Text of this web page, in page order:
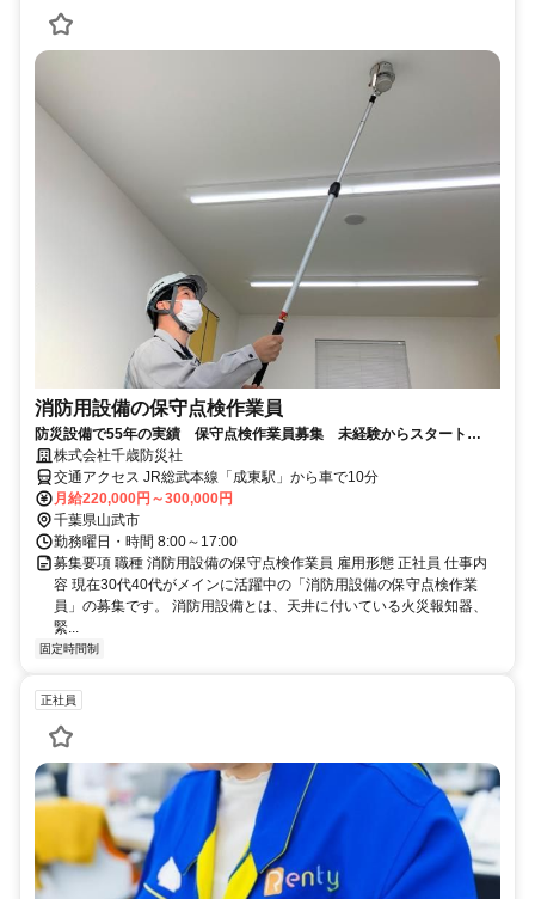
消防用設備の保守点検作業員
防災設備で55年の実績 保守点検作業員募集 未経験からスタート
OK 各種手当充実・昇給＆賞与有
株式会社千歳防災社
交通アクセス JR総武本線「成東駅」から車で10分
月給220,000円～300,000円
千葉県山武市
勤務曜日・時間 8:00～17:00
募集要項 職種 消防用設備の保守点検作業員 雇用形態 正社員 仕事内
容 現在30代40代がメインに活躍中の「消防用設備の保守点検作業
員」の募集です。 消防用設備とは、天井に付いている火災報知器、
緊...
固定時間制
正社員